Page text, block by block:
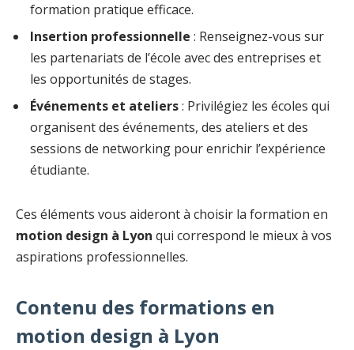
formation pratique efficace.
Insertion professionnelle : Renseignez-vous sur
les partenariats de l’école avec des entreprises et
les opportunités de stages.
Événements et ateliers: Privilégiez les écoles qui
organisent des événements, des ateliers et des
sessions de networking pour enrichir l’expérience
étudiante.
Ces éléments vous aideront à choisir la formation en
motion design à Lyon qui correspond le mieux à vos
aspirations professionnelles.
Contenu des formations en
motion design à Lyon